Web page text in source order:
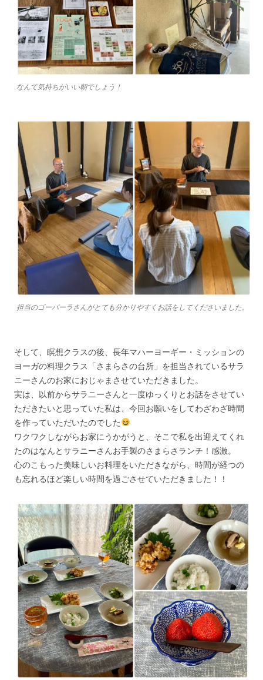
なんて気持ちがいい朝でしょう！
担当のゴーパーラさんがとても分かりやすくお話をしてくださいました。
そして、瞑想クラスの後、長年マハーヨーギー・ミッションの
ヨーガの料理クラス「さまらさの台所」を担当されているサラ
ニーさんのお家におじゃまさせていただきました。
実は、以前からサラニーさんと一度ゆっくりとお話をさせてい
ただきたいと思っていた私は、今回お願いをしてわざわざ時間
を作っていただいたのでした
ワクワクしながらお家にうかがうと、そこで私を出迎えてくれ
たのはなんとサラニーさんお手製のさまらさランチ！感激。
心のこもった美味しいお料理をいただきながら、時間が経つの
も忘れるほど楽しい時間を過ごさせていただきました！！